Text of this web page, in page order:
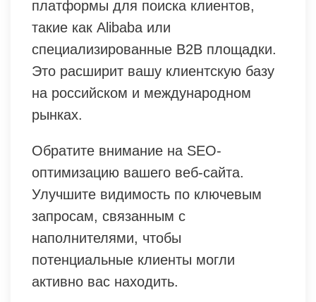
платформы для поиска клиентов,
такие как Alibaba или
специализированные B2B площадки.
Это расширит вашу клиентскую базу
на российском и международном
рынках.
Обратите внимание на SEO-
оптимизацию вашего веб-сайта.
Улучшите видимость по ключевым
запросам, связанным с
наполнителями, чтобы
потенциальные клиенты могли
активно вас находить.